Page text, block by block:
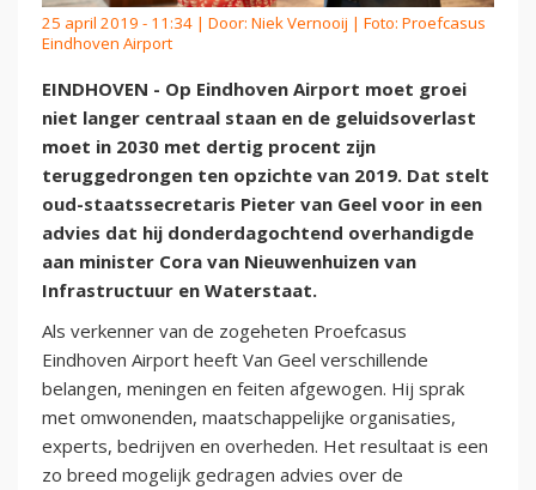
25 april 2019 - 11:34 | Door: Niek Vernooij | Foto: Proefcasus
Eindhoven Airport
EINDHOVEN - Op Eindhoven Airport moet groei
niet langer centraal staan en de geluidsoverlast
moet in 2030 met dertig procent zijn
teruggedrongen ten opzichte van 2019. Dat stelt
oud-staatssecretaris Pieter van Geel voor in een
advies dat hij donderdagochtend overhandigde
aan minister Cora van Nieuwenhuizen van
Infrastructuur en Waterstaat.
Als verkenner van de zogeheten Proefcasus
Eindhoven Airport heeft Van Geel verschillende
belangen, meningen en feiten afgewogen. Hij sprak
met omwonenden, maatschappelijke organisaties,
experts, bedrijven en overheden. Het resultaat is een
zo breed mogelijk gedragen advies over de